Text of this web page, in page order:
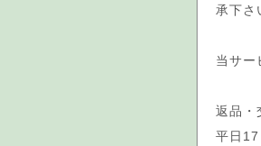
承下さ
当サー
返品・
平日